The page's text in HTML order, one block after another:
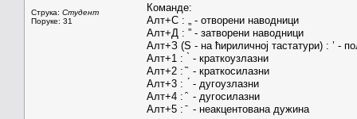
Струка: Студент
Поруке: 31
Команде:
Алт+С : „ - отворени наводници
Алт+Д : ” - затворени наводници
Алт+З (Ѕ - на ћириличној тастатури) : ’ -
Алт+1 : ̀ - краткоузлазни
Алт+2 : ̏ - краткосилазни
Алт+3 : ́ - дугоузлазни
Алт+4 : ̑ - дугосилазни
Алт+5 : ̄ - неакцентована дужина